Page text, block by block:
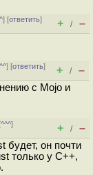
] [ответить]
+ / –
] [ответить]
+ / –
с Mojo и
^^^]
+ / –
будет, он почти
только у C++,